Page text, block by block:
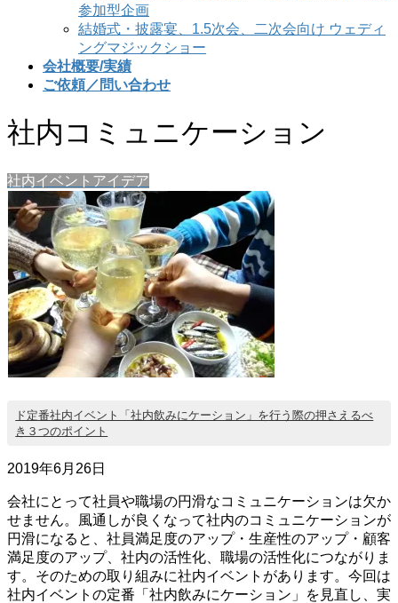
参加型企画
結婚式・披露宴、1.5次会、二次会向け ウェディ
ングマジックショー
会社概要/実績
ご依頼／問い合わせ
社内コミュニケーション
社内イベントアイデア
ド定番社内イベント「社内飲みにケーション」を行う際の押さえるべ
き３つのポイント
2019年6月26日
会社にとって社員や職場の円滑なコミュニケーションは欠か
せません。風通しが良くなって社内のコミュニケーションが
円滑になると、社員満足度のアップ・生産性のアップ・顧客
満足度のアップ、社内の活性化、職場の活性化につながりま
す。そのための取り組みに社内イベントがあります。今回は
社内イベントの定番「社内飲みにケーション」を見直し、実